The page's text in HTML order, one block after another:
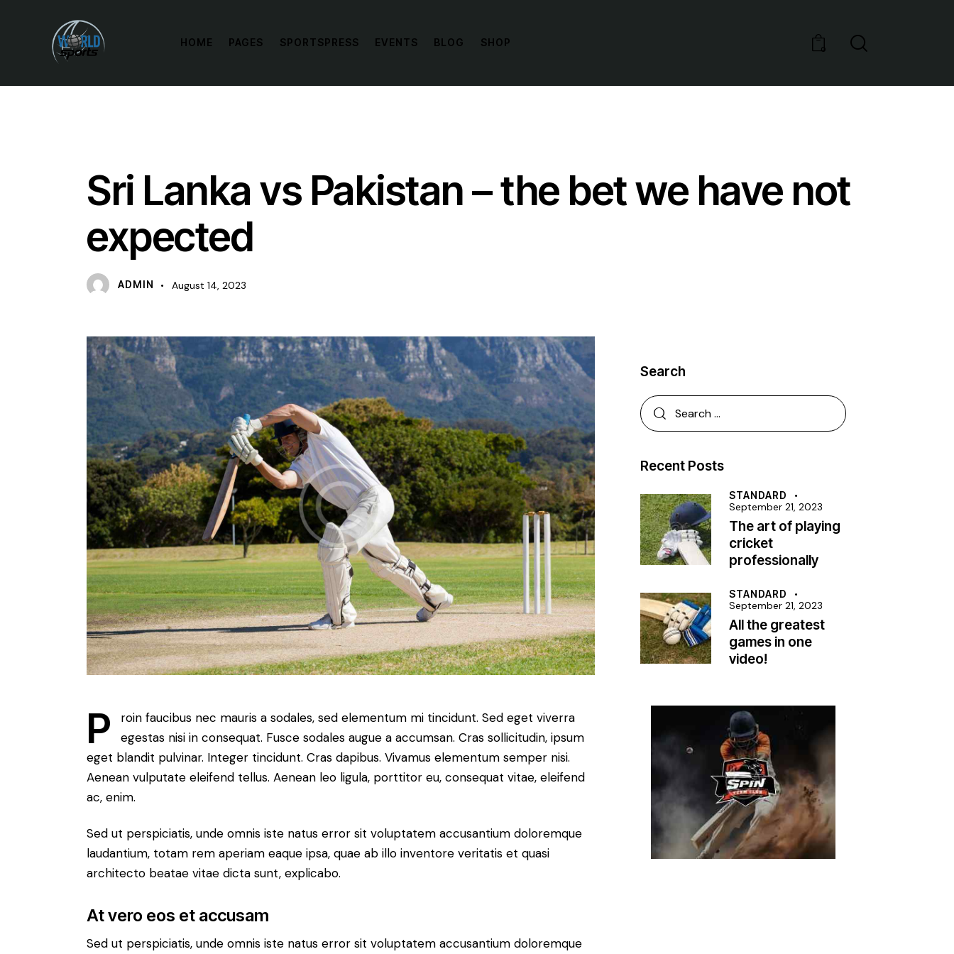
HOME PAGES SPORTSPRESS EVENTS BLOG SHOP
0
Sri Lanka vs Pakistan – the bet we have not
expected
ADMIN August 14, 2023
P
roin faucibus nec mauris a sodales, sed elementum mi tincidunt. Sed eget viverra
egestas nisi in consequat. Fusce sodales augue a accumsan. Cras sollicitudin, ipsum
eget blandit pulvinar. Integer tincidunt. Cras dapibus. Vivamus elementum semper nisi.
Aenean vulputate eleifend tellus. Aenean leo ligula, porttitor eu, consequat vitae, eleifend
ac, enim.
Sed ut perspiciatis, unde omnis iste natus error sit voluptatem accusantium doloremque
laudantium, totam rem aperiam eaque ipsa, quae ab illo inventore veritatis et quasi
architecto beatae vitae dicta sunt, explicabo.
At vero eos et accusam
Sed ut perspiciatis, unde omnis iste natus error sit voluptatem accusantium doloremque
Search
Recent Posts
STANDARD
September 21, 2023
The art of playing
cricket
professionally
STANDARD
September 21, 2023
All the greatest
games in one
video!